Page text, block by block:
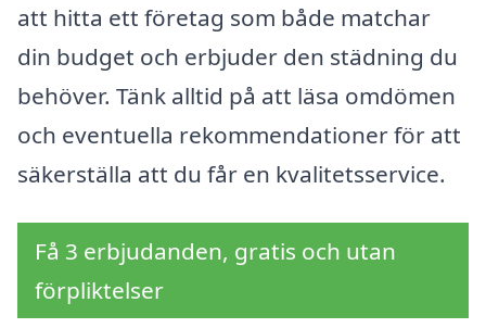
att hitta ett företag som både matchar
din budget och erbjuder den städning du
behöver. Tänk alltid på att läsa omdömen
och eventuella rekommendationer för att
säkerställa att du får en kvalitetsservice.
Få 3 erbjudanden, gratis och utan
förpliktelser